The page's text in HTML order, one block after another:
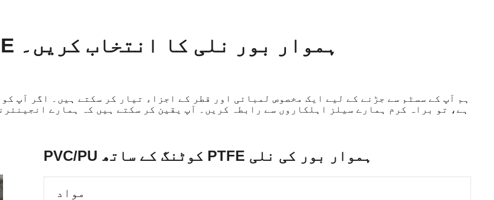
بیرونی کور کے ساتھ اپنی PTFE ہموار بور نلی کا انتخاب کریں۔
ہم آپ کے سسٹم سے جڑنے کے لیے ایک مخصوص لمبائی اور قطر کے اجزاء تیار کر سکتے ہیں۔ اگر آپ
ہے، تو براہ کرم ہمارے سیلز اہلکاروں سے رابطہ کریں۔ آپ یقین کر سکتے ہیں کہ ہمارے
PVC/PU کوٹنگ کے ساتھ PTFE ہموار بور کی نلی
مواد